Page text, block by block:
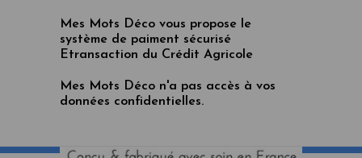
Mes Mots Déco vous propose le
système de paiment sécurisé
Etransaction du Crédit Agricole
Mes Mots Déco n'a pas accès à vos
données confidentielles.